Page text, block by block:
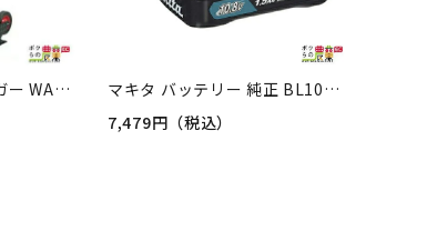
ゼノア ZENOAH オーガー WAGZ5010EZ 移動に便利な車輪つき 967253601ドリル 穴あけ オーガ
マキタ バッテリー 純正 BL1015 A-59841 10.8V 1.5Ah リチウムイオンバッテリ makita 【正規品】
7,479円（税込）